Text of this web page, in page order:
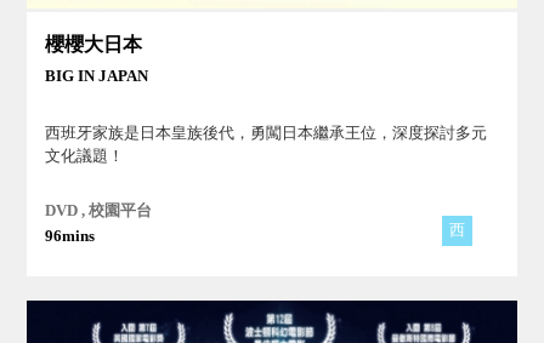
櫻櫻大日本
BIG IN JAPAN
西班牙家族是日本皇族後代，勇闖日本繼承王位，深度探討多元
文化議題！
DVD , 校園平台
96mins
西